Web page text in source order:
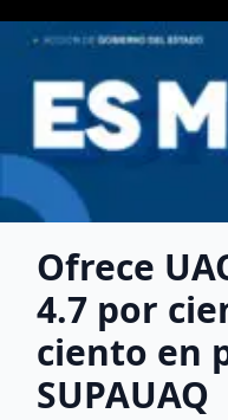
Ofrece
4.7 por
ciento en
SUPAUAQ